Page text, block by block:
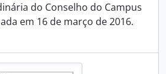
do Conselho do Campus
em 16 de março de 2016.